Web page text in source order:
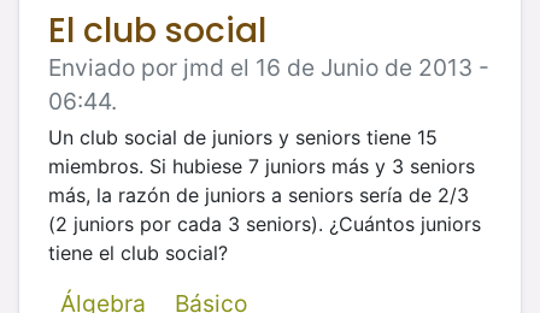
El club social
Enviado por jmd el 16 de Junio de 2013 -
06:44.
Un club social de juniors y seniors tiene 15
miembros. Si hubiese 7 juniors más y 3 seniors
más, la razón de juniors a seniors sería de 2/3
(2 juniors por cada 3 seniors). ¿Cuántos juniors
tiene el club social?
Álgebra Básico